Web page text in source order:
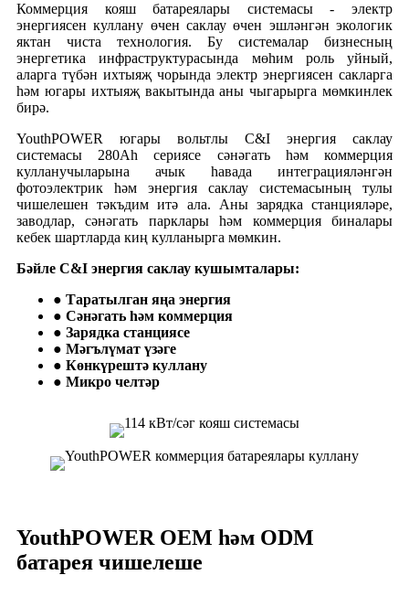
Коммерция кояш батареялары системасы - электр
энергиясен куллану өчен саклау өчен эшләнгән экологик
яктан чиста технология. Бу системалар бизнесның
энергетика инфраструктурасында мөһим роль уйный,
аларга түбән ихтыяҗ чорында электр энергиясен сакларга
һәм югары ихтыяҗ вакытында аны чыгарырга мөмкинлек
бирә.
YouthPOWER югары вольтлы C&I энергия саклау
системасы 280Ah сериясе сәнәгать һәм коммерция
кулланучыларына ачык һавада интеграцияләнгән
фотоэлектрик һәм энергия саклау системасының тулы
чишелешен тәкъдим итә ала. Аны зарядка станцияләре,
заводлар, сәнәгать парклары һәм коммерция биналары
кебек шартларда киң кулланырга мөмкин.
Бәйле C&I энергия саклау кушымталары:
● Таратылган яңа энергия
● Сәнәгать һәм коммерция
● Зарядка станциясе
● Мәгълүмат үзәге
● Көнкүрештә куллану
● Микро челтәр
YouthPOWER OEM һәм ODM
батарея чишелеше